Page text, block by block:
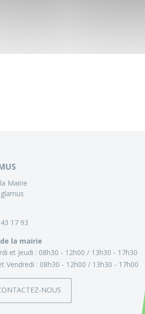
Mairie
17 93
la mairie
et Jeudi : 08h30 - 12h00
13h30 - 17h30
Vendredi : 08h30 - 12h00 13h30 - 17h00
NOUS